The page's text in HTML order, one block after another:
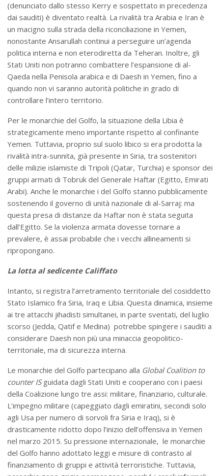
(denunciato dallo stesso Kerry e sospettato in precedenza
dai sauditi) è diventato realtà. La rivalità tra Arabia e Iran è
un macigno sulla strada della riconciliazione in Yemen,
nonostante Ansarullah continui a perseguire un’agenda
politica interna e non eterodiretta da Teheran. Inoltre, gli
Stati Uniti non potranno combattere l’espansione di al-
Qaeda nella Penisola arabica e di Daesh in Yemen, fino a
quando non vi saranno autorità politiche in grado di
controllare l’intero territorio.
Per le monarchie del Golfo, la situazione della Libia è
strategicamente meno importante rispetto al confinante
Yemen. Tuttavia, proprio sul suolo libico si era prodotta la
rivalità intra-sunnita, già presente in Siria, tra sostenitori
delle milizie islamiste di Tripoli (Qatar, Turchia) e sponsor dei
gruppi armati di Tobruk del Generale Haftar (Egitto, Emirati
Arabi). Anche le monarchie i del Golfo stanno pubblicamente
sostenendo il governo di unità nazionale di al-Sarraj: ma
questa presa di distanze da Haftar non è stata seguita
dall’Egitto. Se la violenza armata dovesse tornare a
prevalere, è assai probabile che i vecchi allineamenti si
ripropongano.
La lotta al sedicente Califfato
Intanto, si registra l’arretramento territoriale del cosiddetto
Stato Islamico fra Siria, Iraq e Libia. Questa dinamica, insieme
ai tre attacchi jihadisti simultanei, in parte sventati, del luglio
scorso (Jedda, Qatif e Medina) potrebbe spingere i sauditi a
considerare Daesh non più una minaccia geopolitico-
territoriale, ma di sicurezza interna.
Le monarchie del Golfo partecipano alla Global Coalition to
counter ISguidata dagli Stati Uniti e cooperano con i paesi
della Coalizione lungo tre assi: militare, finanziario, culturale.
L’impegno militare (capeggiato dagli emiratini, secondi solo
agli Usa per numero di sorvoli fra Siria e Iraq), si è
drasticamente ridotto dopo l’inizio dell’offensiva in Yemen
nel marzo 2015. Su pressione internazionale, le monarchie
del Golfo hanno adottato leggi e misure di contrasto al
finanziamento di gruppi e attività terroristiche. Tuttavia,